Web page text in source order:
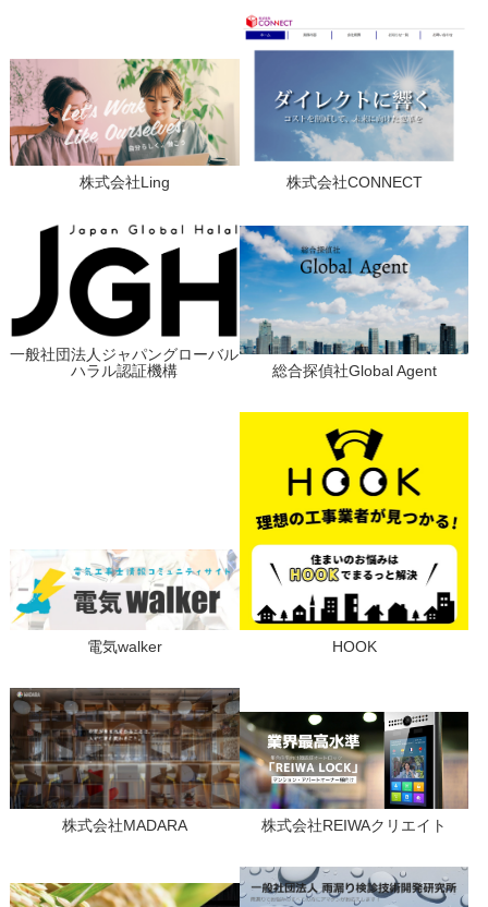
株式会社Ling 株式会社CONNECT
一般社団法人ジャパングローバル
ハラル認証機構
総合探偵社Global Agent
電気walker HOOK
株式会社MADARA 株式会社REIWAクリエイト